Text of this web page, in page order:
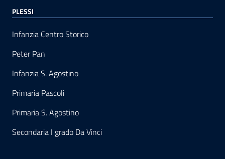
PLESSI
Infanzia Centro Storico
Peter Pan
Infanzia S. Agostino
Primaria Pascoli
Primaria S. Agostino
Secondaria I grado Da Vinci